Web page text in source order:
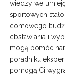
wiedzy we
sportowych
domowego
obstawiania i
mogą pomóc
poradniku
pomogą Ci